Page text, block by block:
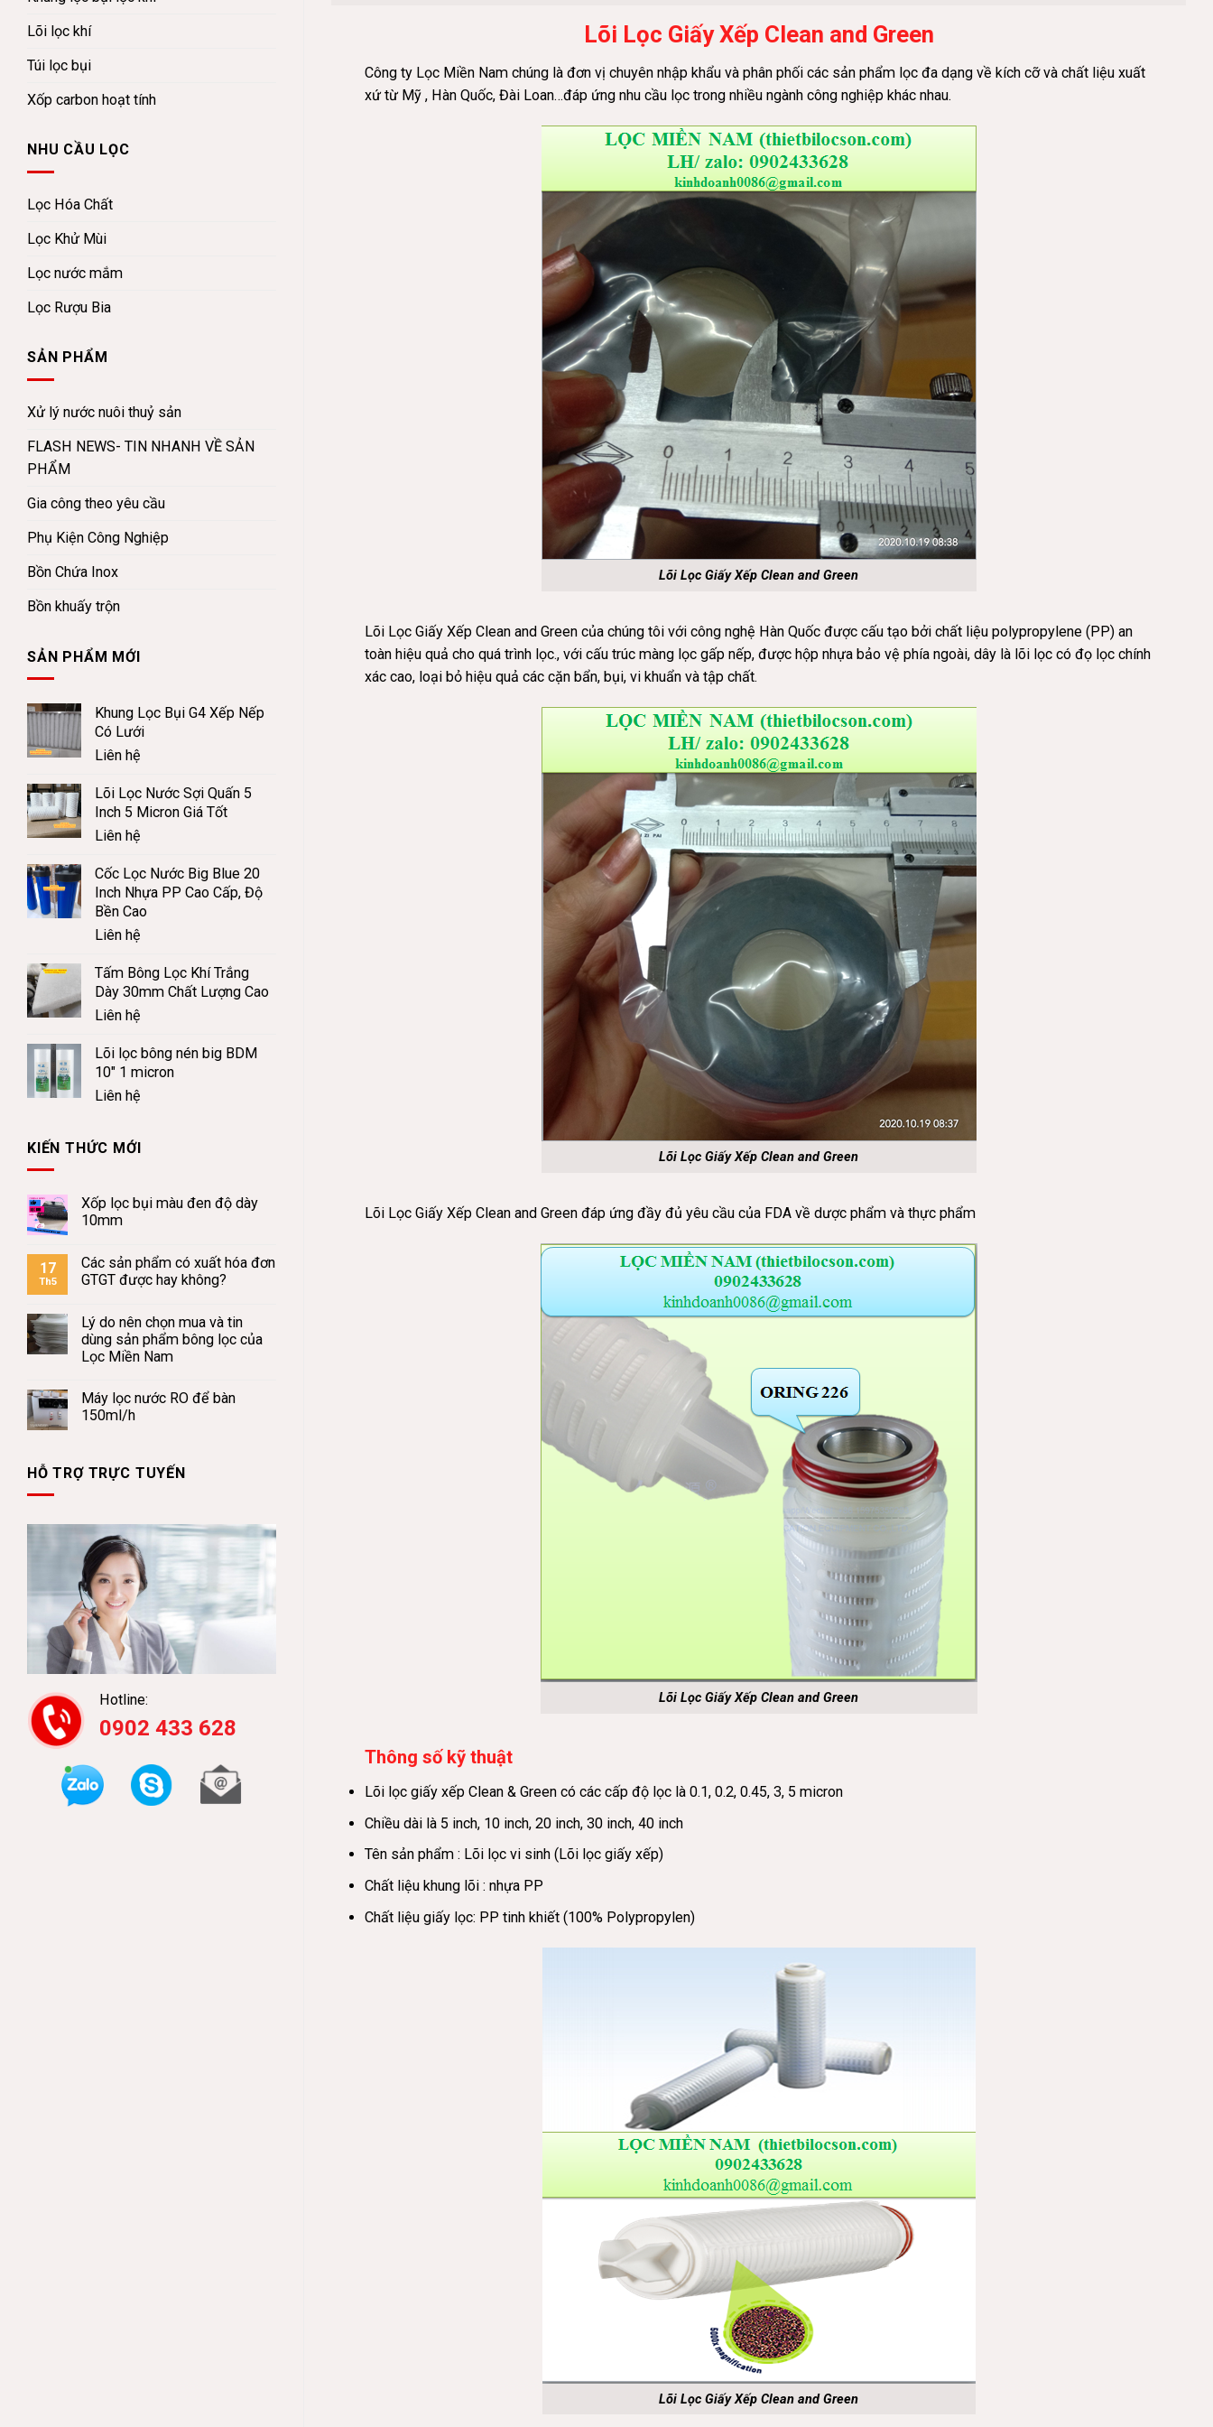
Lõi lọc khí
Túi lọc bụi
Xốp carbon hoạt tính
NHU CẦU LỌC
Lọc Hóa Chất
Lọc Khử Mùi
Lọc nước mắm
Lọc Rượu Bia
SẢN PHẨM
Xử lý nước nuôi thuỷ sản
FLASH NEWS- TIN NHANH VỀ SẢN
PHẨM
Gia công theo yêu cầu
Phụ Kiện Công Nghiệp
Bồn Chứa Inox
Bồn khuấy trộn
SẢN PHẨM MỚI
Khung Lọc Bụi G4 Xếp Nếp
Có Lưới
Liên hệ
Lõi Lọc Nước Sợi Quấn 5
Inch 5 Micron Giá Tốt
Liên hệ
Cốc Lọc Nước Big Blue 20
Inch Nhựa PP Cao Cấp, Độ
Bền Cao
Liên hệ
Tấm Bông Lọc Khí Trắng
Dày 30mm Chất Lượng Cao
Liên hệ
Lõi lọc bông nén big BDM
10" 1 micron
Liên hệ
KIẾN THỨC MỚI
Xốp lọc bụi màu đen độ dày
10mm
17
Th5
Các sản phẩm có xuất hóa đơn
GTGT được hay không?
Lý do nên chọn mua và tin
dùng sản phẩm bông lọc của
Lọc Miền Nam
Máy lọc nước RO để bàn
150ml/h
HỖ TRỢ TRỰC TUYẾN
Hotline:
0902 433 628
Lõi Lọc Giấy Xếp Clean and Green
Công ty Lọc Miền Nam chúng là đơn vị chuyên nhập khẩu và phân phối các sản phẩm lọc đa dạng về kích cỡ và chất liệu xuất
xứ từ Mỹ , Hàn Quốc, Đài Loan…đáp ứng nhu cầu lọc trong nhiều ngành công nghiệp khác nhau.
Lõi Lọc Giấy Xếp Clean and Green
Lõi Lọc Giấy Xếp Clean and Green của chúng tôi với công nghệ Hàn Quốc được cấu tạo bởi chất liệu polypropylene (PP) an
toàn hiệu quả cho quá trình lọc., với cấu trúc màng lọc gấp nếp, được hộp nhựa bảo vệ phía ngoài, dây là lõi lọc có đọ lọc chính
xác cao, loại bỏ hiệu quả các cặn bẩn, bụi, vi khuẩn và tập chất.
Lõi Lọc Giấy Xếp Clean and Green
Lõi Lọc Giấy Xếp Clean and Green đáp ứng đầy đủ yêu cầu của FDA về dược phẩm và thực phẩm
Lõi Lọc Giấy Xếp Clean and Green
Thông số kỹ thuật
Lõi lọc giấy xếp Clean & Green có các cấp độ lọc là 0.1, 0.2, 0.45, 3, 5 micron
Chiều dài là 5 inch, 10 inch, 20 inch, 30 inch, 40 inch
Tên sản phẩm : Lõi lọc vi sinh (Lõi lọc giấy xếp)
Chất liệu khung lõi : nhựa PP
Chất liệu giấy lọc: PP tinh khiết (100% Polypropylen)
Lõi Lọc Giấy Xếp Clean and Green